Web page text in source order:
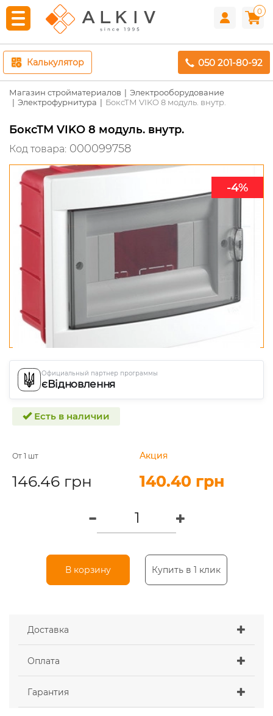
0
Калькулятор 050 201-80-92
Магазин стройматериалов
Электрооборудование
Электрофурнитура
БоксТМ VIKO 8 модуль. внутр.
БоксТМ VIKO 8 модуль. внутр.
Код товара: 000099758
-4%
Официальный партнер программы
єВідновлення
Есть в наличии
От 1 шт
146.46 грн
Акция
140.40 грн
Акция
140.40 грн
В корзину Купить в 1 клик
Доставка
Оплата
Гарантия